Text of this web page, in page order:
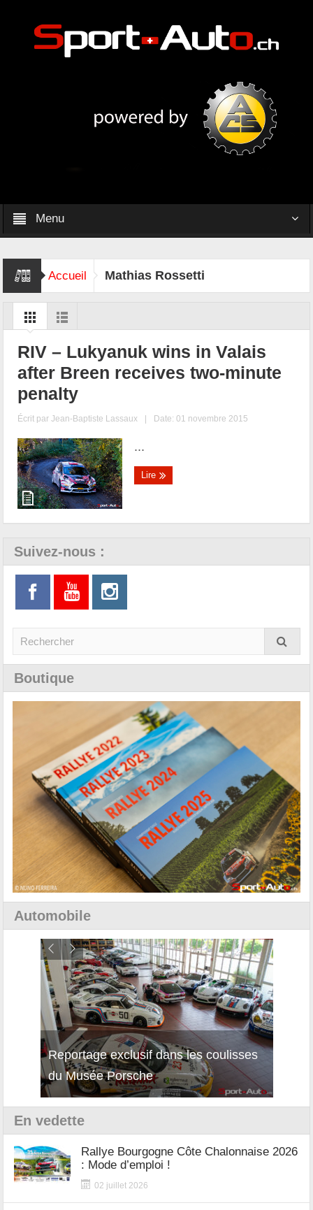
Menu
Accueil Mathias Rossetti
RIV – Lukyanuk wins in Valais
after Breen receives two-minute
penalty
Écrit parJean-Baptiste Lassaux | Date: 01 novembre 2015
...
Lire
Suivez-nous :
Boutique
Automobile
Reportage exclusif dans les coulisses
du Musée Porsche
En vedette
Rallye Bourgogne Côte Chalonnaise 2026
: Mode d’emploi !
02 juillet 2026